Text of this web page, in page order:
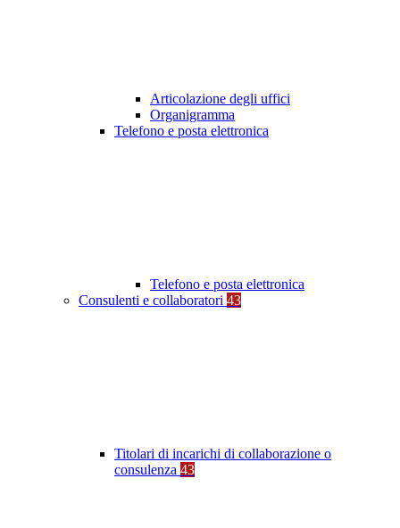
Articolazione degli uffici
Organigramma
Telefono e posta elettronica
Telefono e posta elettronica
Consulenti e collaboratori 43
Titolari di incarichi di collaborazione o
consulenza 43